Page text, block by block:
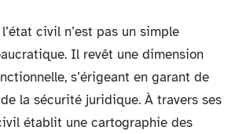
civil n’est pas un simple
Il revêt une dimension
s’érigeant en garant de
la sécurité juridique. À travers ses
établit une cartographie des